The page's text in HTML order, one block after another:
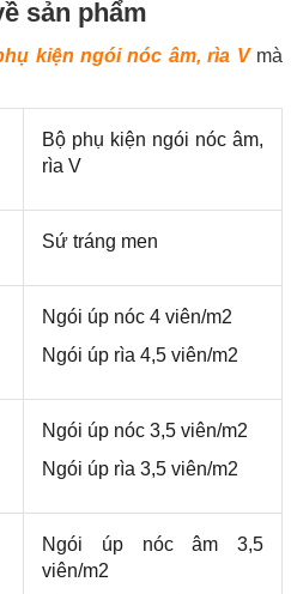
sản phẩm
kiện ngói nóc âm, rìa V mà
Bộ phụ kiện ngói nóc âm,
rìa V
Sứ tráng men
Ngói úp nóc 4 viên/m2
Ngói úp rìa 4,5 viên/m2
Ngói úp nóc 3,5 viên/m2
Ngói úp rìa 3,5 viên/m2
Ngói úp nóc âm 3,5
viên/m2